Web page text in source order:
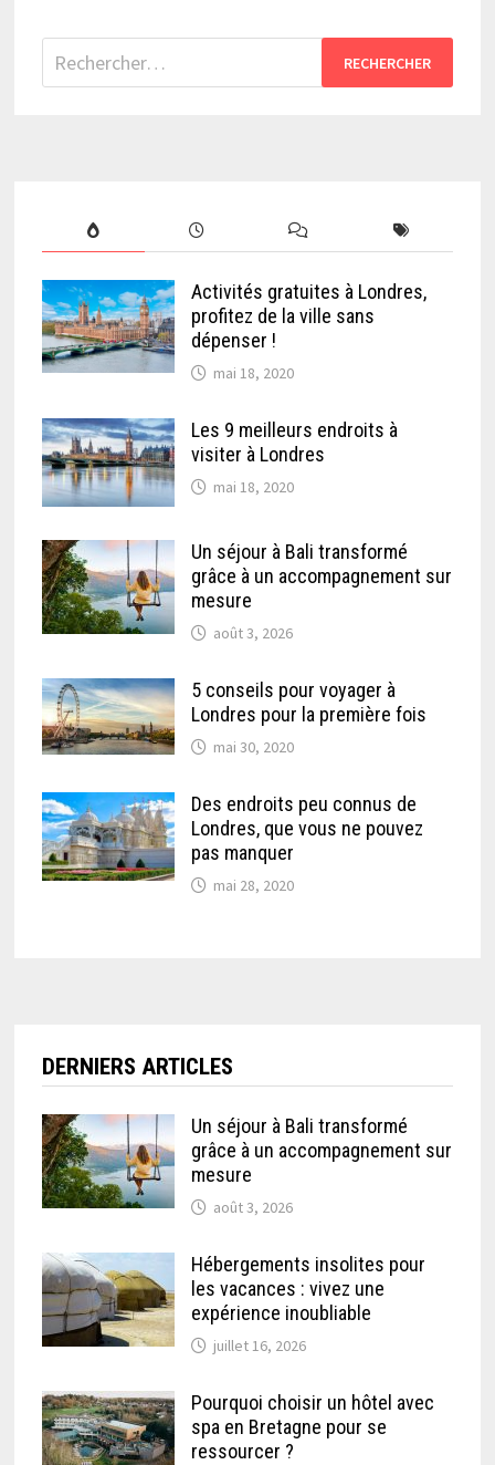
Rechercher :
Activités gratuites à Londres,
profitez de la ville sans
dépenser !
mai 18, 2020
Les 9 meilleurs endroits à
visiter à Londres
mai 18, 2020
Un séjour à Bali transformé
grâce à un accompagnement sur
mesure
août 3, 2026
5 conseils pour voyager à
Londres pour la première fois
mai 30, 2020
Des endroits peu connus de
Londres, que vous ne pouvez
pas manquer
mai 28, 2020
DERNIERS ARTICLES
Un séjour à Bali transformé
grâce à un accompagnement sur
mesure
août 3, 2026
Hébergements insolites pour
les vacances : vivez une
expérience inoubliable
juillet 16, 2026
Pourquoi choisir un hôtel avec
spa en Bretagne pour se
ressourcer ?